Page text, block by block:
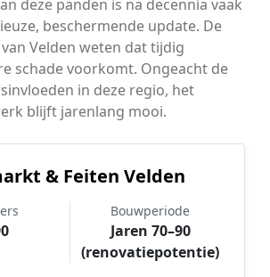
deze panden is na decennia vaak
beschermende update. De
Velden weten dat tijdig
schade voorkomt. Ongeacht de
in deze regio, het
blijft jarenlang mooi.
& Feiten Velden
Bouwperiode
Jaren 70–90
(renovatiepotentie)